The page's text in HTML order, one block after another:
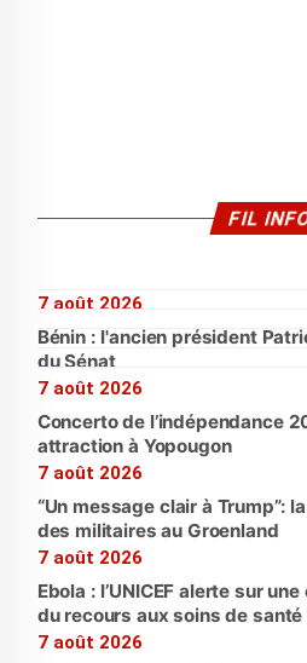
FIL
7 août 2026
Bénin : l'ancien président
du Sénat
7 août 2026
Concerto de l’indépendance
attraction à Yopougon
7 août 2026
“Un message clair à Trump”:
des militaires au Groenland
7 août 2026
Ebola : l’UNICEF alerte sur
du recours aux soins de
7 août 2026